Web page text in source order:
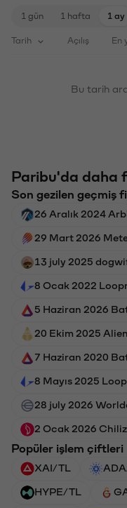
1 gün 1 hafta 1 ay
Tarih Açılış En
Bu tarih
Paribu'da daha
Son gezilen geçmiş
26 Aralık 2024
29 Mart 2026
13 july 2025
8 Ocak 2022
5 Haziran 2026
20 Ekim 2025
7 Haziran 2020
8 Mayıs 2025
28 july 2026
2 Ocak 2026
Popüler işlem çiftleri
XAI/TL
HYPE/TL